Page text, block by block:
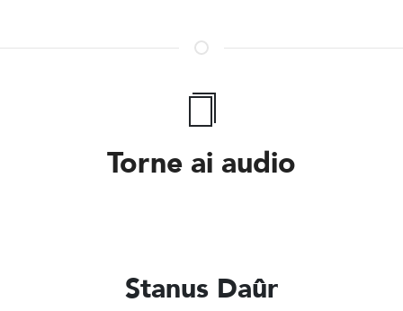
Torne ai audio
Stanus Daûr